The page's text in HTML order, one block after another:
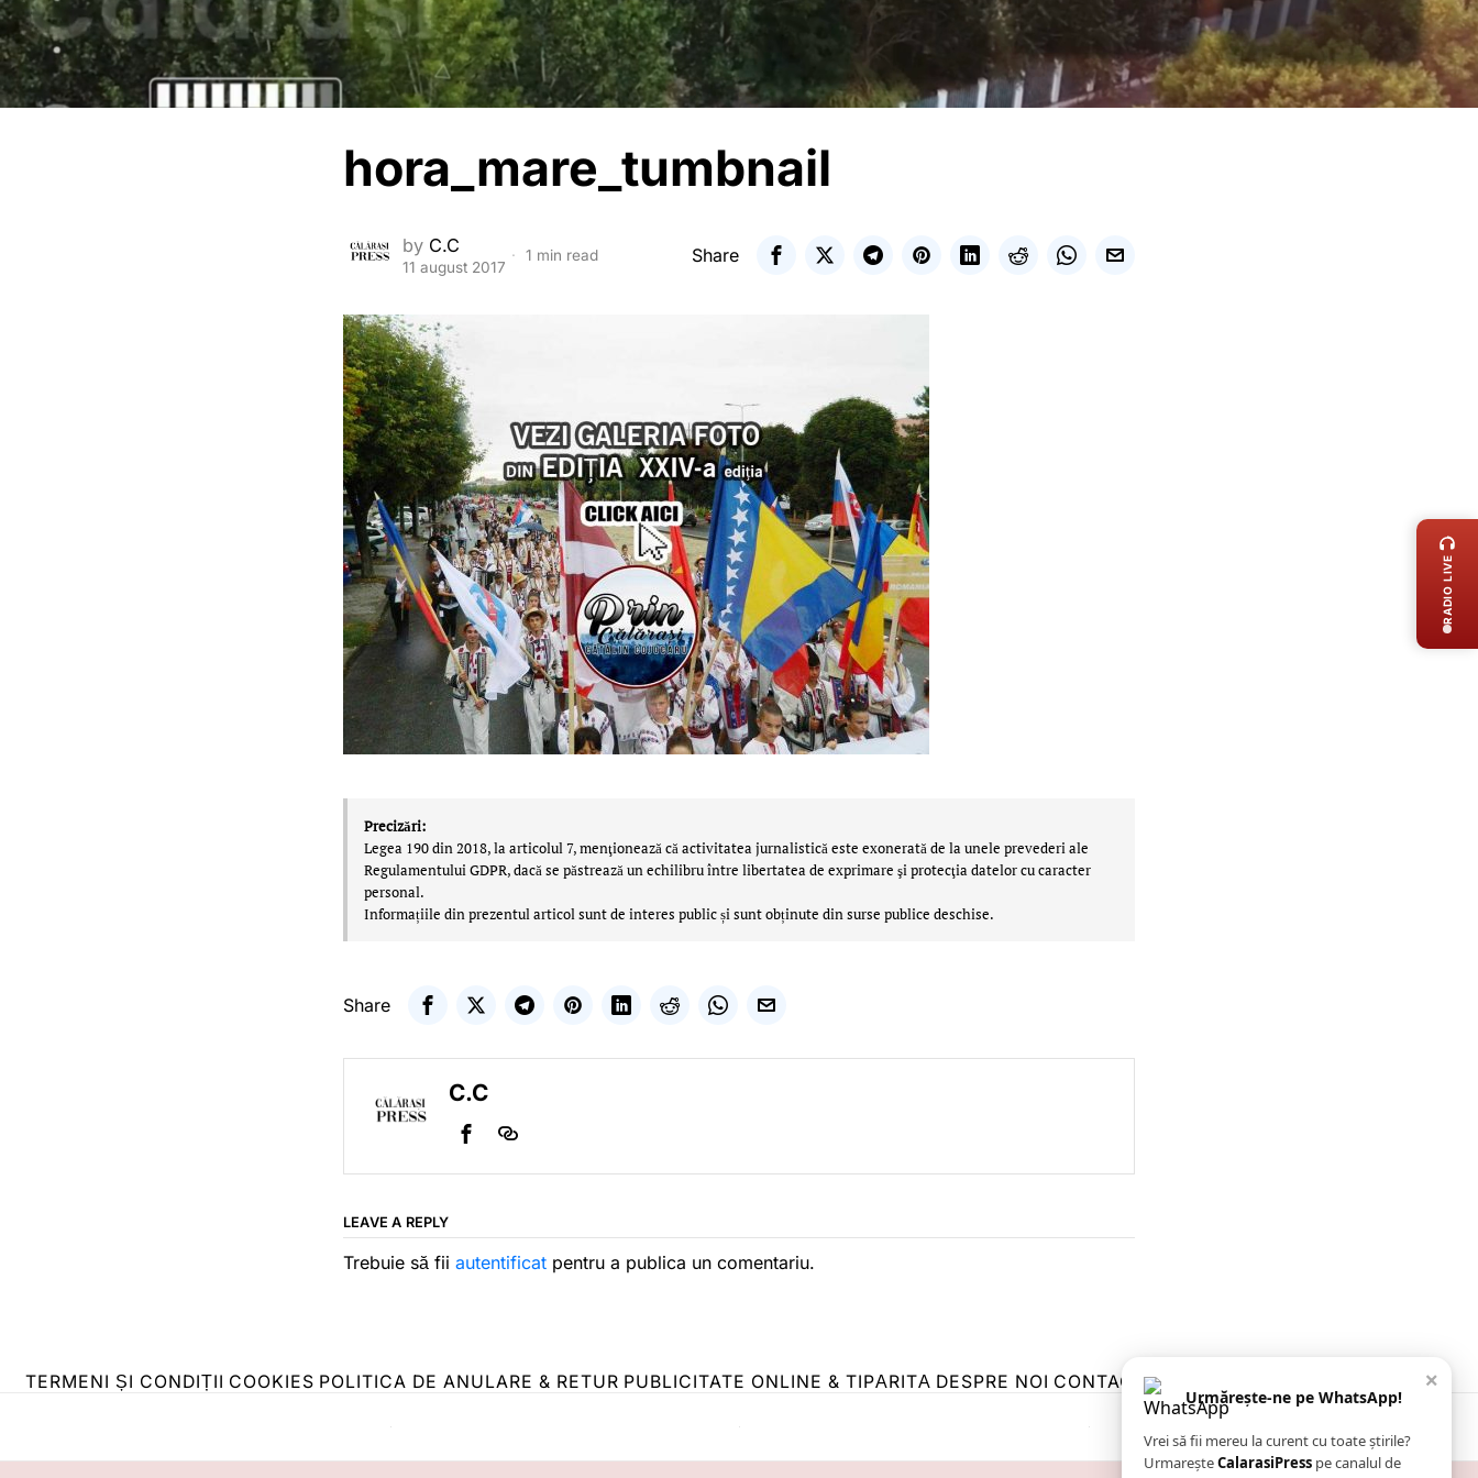
hora_mare_tumbnail
by C.C
11 august 2017
1 min read Share
Precizări:
Legea 190 din 2018, la articolul 7, menţionează că activitatea jurnalistică este exonerată de la unele prevederi ale
Regulamentului GDPR, dacă se păstrează un echilibru între libertatea de exprimare şi protecţia datelor cu caracter
personal.
Informațiile din prezentul articol sunt de interes public și sunt obținute din surse publice deschise.
Share
C.C
LEAVE A REPLY
Trebuie să fii autentificat pentru a publica un comentariu.
TERMENI ȘI CONDIȚII COOKIES POLITICA DE ANULARE & RETUR PUBLICITATE ONLINE & TIPĂRITĂ DESPRE NOI CONTACT ZIARUL ANUNȚUL CĂLĂRĂȘEAN
×
Urmărește-ne pe WhatsApp!
Vrei să fii mereu la curent cu toate știrile?
UrmareșteCalarasiPress pe canalul de
RADIO LIVE